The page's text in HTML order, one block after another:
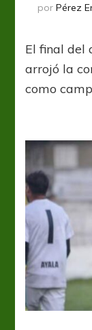
por Pérez
El final del
arrojó la
como